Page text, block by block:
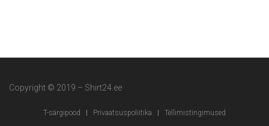
Copyright © 2019 – Shirt24.ee
T-särgipood Privaatsuspoliitika Tellimistingimused